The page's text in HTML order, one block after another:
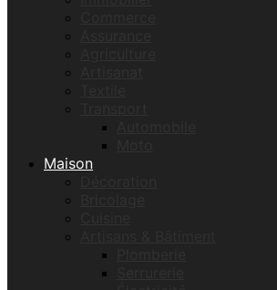
Maison